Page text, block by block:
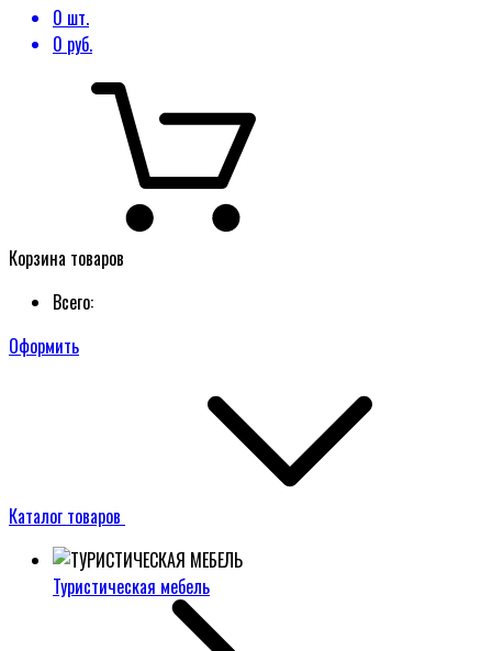
0 шт.
0 руб.
Корзина товаров
Всего:
Оформить
Каталог товаров
Туристическая мебель